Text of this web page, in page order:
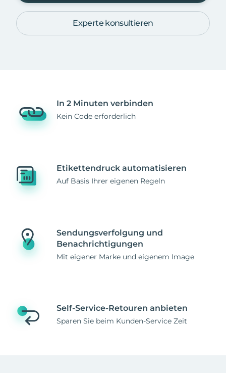
Experte konsultieren
In 2 Minuten verbinden
Kein Code erforderlich
Etikettendruck automatisieren
Auf Basis Ihrer eigenen Regeln
Sendungsverfolgung und
Benachrichtigungen
Mit eigener Marke und eigenem Image
Self-Service-Retouren anbieten
Sparen Sie beim Kunden-Service Zeit